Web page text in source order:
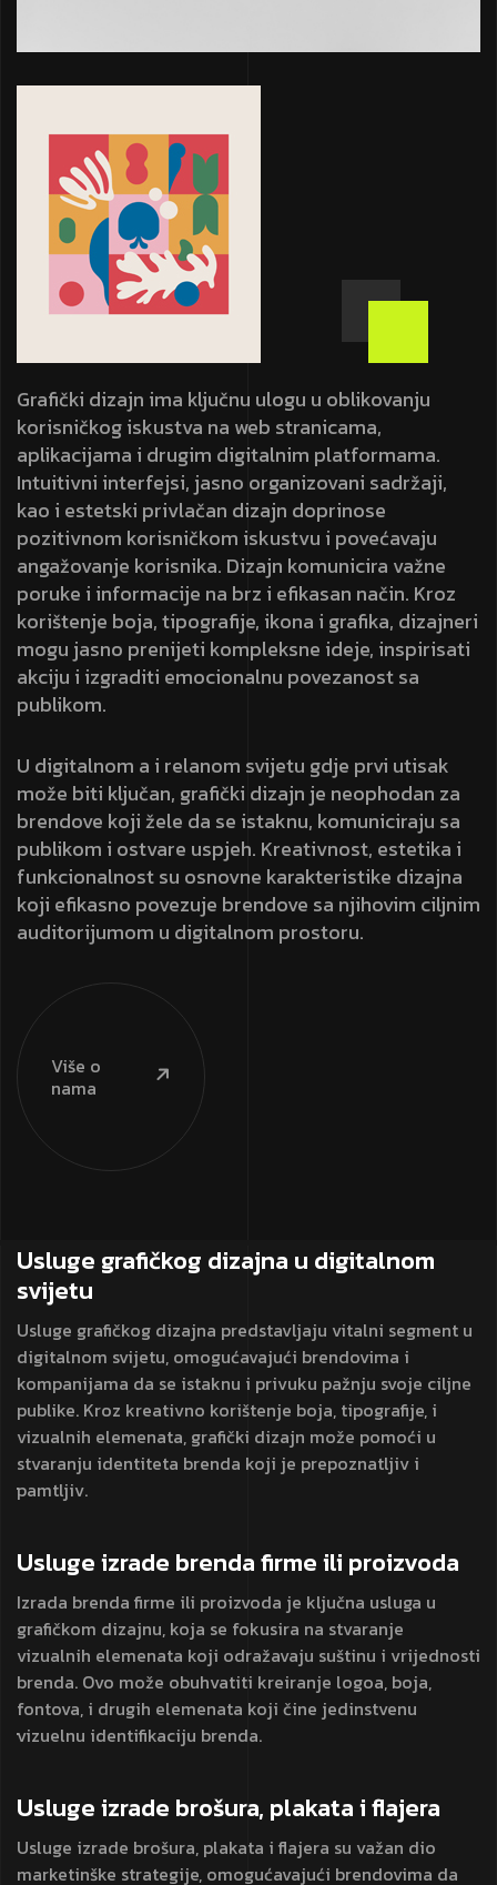
Grafički dizajn ima ključnu ulogu u oblikovanju
korisničkog iskustva na web stranicama,
aplikacijama i drugim digitalnim platformama.
Intuitivni interfejsi, jasno organizovani sadržaji,
kao i estetski privlačan dizajn doprinose
pozitivnom korisničkom iskustvu i povećavaju
angažovanje korisnika. Dizajn komunicira važne
poruke i informacije na brz i efikasan način. Kroz
korištenje boja, tipografije, ikona i grafika, dizajneri
mogu jasno prenijeti kompleksne ideje, inspirisati
akciju i izgraditi emocionalnu povezanost sa
publikom.
U digitalnom a i relanom svijetu gdje prvi utisak
može biti ključan, grafički dizajn je neophodan za
brendove koji žele da se istaknu, komuniciraju sa
publikom i ostvare uspjeh. Kreativnost, estetika i
funkcionalnost su osnovne karakteristike dizajna
koji efikasno povezuje brendove sa njihovim ciljnim
auditorijumom u digitalnom prostoru.
Više o
nama
Usluge grafičkog dizajna u digitalnom
svijetu
Usluge grafičkog dizajna predstavljaju vitalni segment u
digitalnom svijetu, omogućavajući brendovima i
kompanijama da se istaknu i privuku pažnju svoje ciljne
publike. Kroz kreativno korištenje boja, tipografije, i
vizualnih elemenata, grafički dizajn može pomoći u
stvaranju identiteta brenda koji je prepoznatljiv i
pamtljiv.
Usluge izrade brendafirme ili proizvoda
Izrada brenda firme ili proizvoda je ključna usluga u
grafičkom dizajnu, koja se fokusira na stvaranje
vizualnih elemenata koji odražavaju suštinu i vrijednosti
brenda. Ovo može obuhvatiti kreiranje logoa, boja,
fontova, i drugih elemenata koji čine jedinstvenu
vizuelnu identifikaciju brenda.
Usluge izrade brošura, plakata i flajera
Usluge izrade brošura, plakata i flajera su važan dio
marketinške strategije, omogućavajući brendovima da